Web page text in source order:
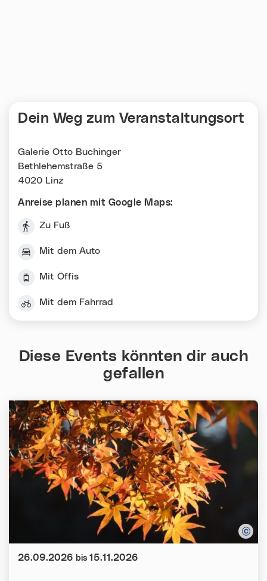
Dein Weg zum Veranstaltungsort
Galerie Otto Buchinger
Bethlehemstraße 5
4020 Linz
Anreise planen mit Google Maps:
Zu Fuß
Mit dem Auto
Mit Öffis
Mit dem Fahrrad
Diese Events könnten dir auch
gefallen
Datum:
26.09.2026 bis 15.11.2026